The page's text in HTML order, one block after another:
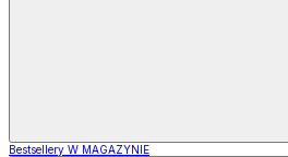
Bestsellery W MAGAZYNIE